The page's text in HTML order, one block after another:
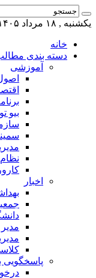
یکشنبه , ۱۸ مرداد ۱۴۰۵
خانه
دسته بندی
آموزشی
بیو
اخبار
پاسخگویی